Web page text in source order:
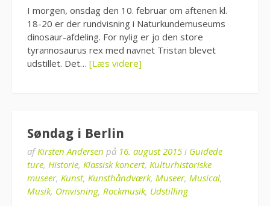
I morgen, onsdag den 10. februar om aftenen kl.
18-20 er der rundvisning i Naturkundemuseums
dinosaur-afdeling. For nylig er jo den store
tyrannosaurus rex med navnet Tristan blevet
udstillet. Det… [Læs videre]
Søndag i Berlin
afKirsten Andersen på 16. august 2015 i Guidede
ture, Historie, Klassisk koncert, Kulturhistoriske
museer, Kunst, Kunsthåndværk, Museer, Musical,
Musik, Omvisning, Rockmusik, Udstilling